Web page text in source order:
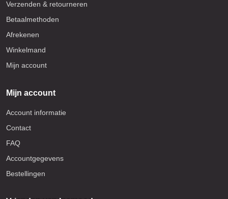
Verzenden & retourneren
Betaalmethoden
Afrekenen
Winkelmand
Mijn account
Mijn account
Account informatie
Contact
FAQ
Accountgegevens
Bestellingen